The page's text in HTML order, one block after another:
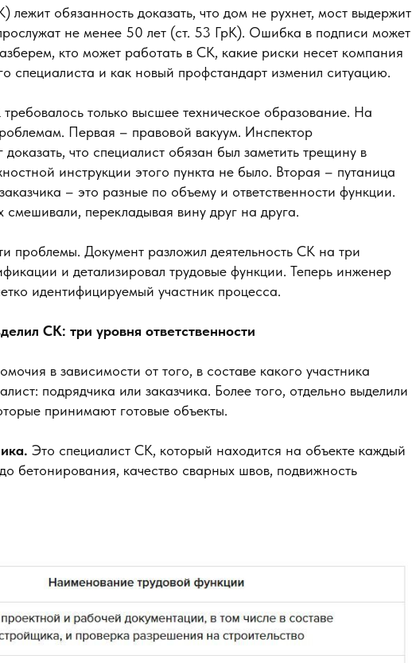
лежит обязанность доказать, что дом не рухнет, мост выдержит
не менее 50 лет (ст. 53 ГрК). Ошибка в подписи может
кто может работать в СК, какие риски несет компания
специалиста и как новый профстандарт изменил ситуацию.
только высшее техническое образование. На
Первая – правовой вакуум. Инспектор
что специалист обязан был заметить трещину в
инструкции этого пункта не было. Вторая – путаница
– это разные по объему и ответственности функции.
перекладывая вину друг на друга.
проблемы. Документ разложил деятельность СК на три
и детализировал трудовые функции. Теперь инженер
идентифицируемый участник процесса.
СК: три уровня ответственности
в зависимости от того, в составе какого участника
подрядчика или заказчика. Более того, отдельно выделили
принимают готовые объекты.
Это специалист СК, который находится на объекте каждый
бетонирования, качество сварных швов, подвижность